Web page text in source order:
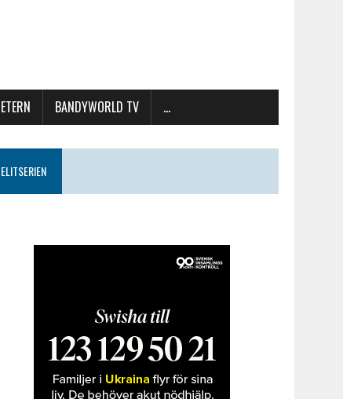
BANDYWORLD TV …
ELITSERIEN